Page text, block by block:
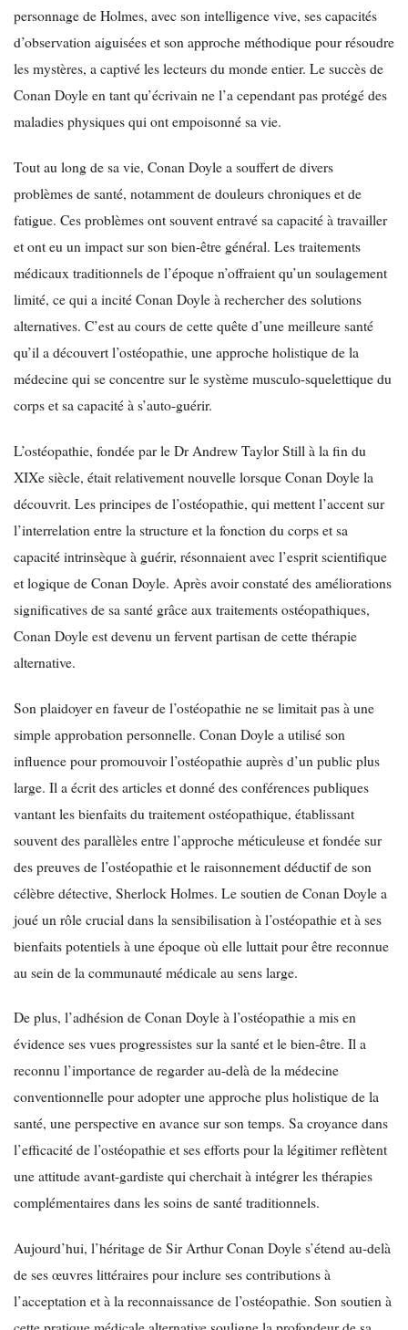
personnage de Holmes, avec son intelligence vive, ses capacités
d’observation aiguisées et son approche méthodique pour résoudre
les mystères, a captivé les lecteurs du monde entier. Le succès de
Conan Doyle en tant qu’écrivain ne l’a cependant pas protégé des
maladies physiques qui ont empoisonné sa vie.
Tout au long de sa vie, Conan Doyle a souffert de divers
problèmes de santé, notamment de douleurs chroniques et de
fatigue. Ces problèmes ont souvent entravé sa capacité à travailler
et ont eu un impact sur son bien-être général. Les traitements
médicaux traditionnels de l’époque n’offraient qu’un soulagement
limité, ce qui a incité Conan Doyle à rechercher des solutions
alternatives. C’est au cours de cette quête d’une meilleure santé
qu’il a découvert l’ostéopathie, une approche holistique de la
médecine qui se concentre sur le système musculo-squelettique du
corps et sa capacité à s’auto-guérir.
L’ostéopathie, fondée par le Dr Andrew Taylor Still à la fin du
XIXe siècle, était relativement nouvelle lorsque Conan Doyle la
découvrit. Les principes de l’ostéopathie, qui mettent l’accent sur
l’interrelation entre la structure et la fonction du corps et sa
capacité intrinsèque à guérir, résonnaient avec l’esprit scientifique
et logique de Conan Doyle. Après avoir constaté des améliorations
significatives de sa santé grâce aux traitements ostéopathiques,
Conan Doyle est devenu un fervent partisan de cette thérapie
alternative.
Son plaidoyer en faveur de l’ostéopathie ne se limitait pas à une
simple approbation personnelle. Conan Doyle a utilisé son
influence pour promouvoir l’ostéopathie auprès d’un public plus
large. Il a écrit des articles et donné des conférences publiques
vantant les bienfaits du traitement ostéopathique, établissant
souvent des parallèles entre l’approche méticuleuse et fondée sur
des preuves de l’ostéopathie et le raisonnement déductif de son
célèbre détective, Sherlock Holmes. Le soutien de Conan Doyle a
joué un rôle crucial dans la sensibilisation à l’ostéopathie et à ses
bienfaits potentiels à une époque où elle luttait pour être reconnue
au sein de la communauté médicale au sens large.
De plus, l’adhésion de Conan Doyle à l’ostéopathie a mis en
évidence ses vues progressistes sur la santé et le bien-être. Il a
reconnu l’importance de regarder au-delà de la médecine
conventionnelle pour adopter une approche plus holistique de la
santé, une perspective en avance sur son temps. Sa croyance dans
l’efficacité de l’ostéopathie et ses efforts pour la légitimer reflètent
une attitude avant-gardiste qui cherchait à intégrer les thérapies
complémentaires dans les soins de santé traditionnels.
Aujourd’hui, l’héritage de Sir Arthur Conan Doyle s’étend au-delà
de ses œuvres littéraires pour inclure ses contributions à
l’acceptation et à la reconnaissance de l’ostéopathie. Son soutien à